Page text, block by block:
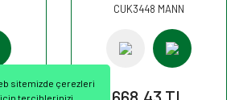
sitemizde çerezleri
CUK3448 MANN